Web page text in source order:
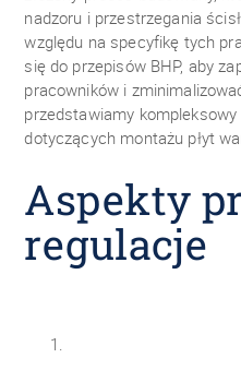
nadzoru i przestrzegania
względu na specyfikę tych
się do przepisów BHP, aby
pracowników i
przedstawiamy
dotyczących montażu płyt
Aspekty
regulacje